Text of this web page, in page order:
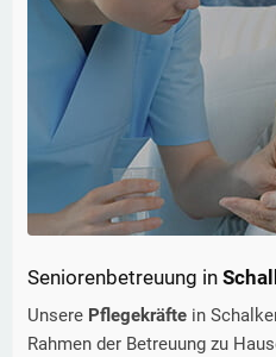
Seniorenbetreuung in
Unsere Pflegekräfte in
Rahmen der Betreuung zu